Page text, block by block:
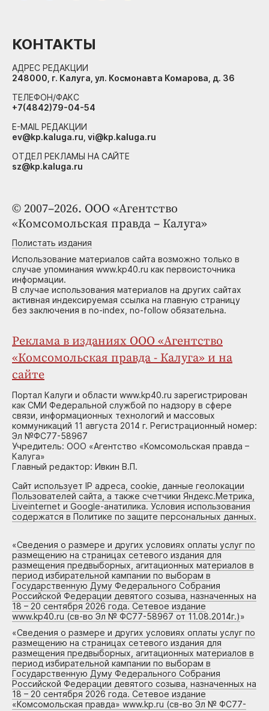
© 2007–2026. ООО «Агентство
«Комсомольская правда – Калуга»
Полистать издания
Использование материалов сайта возможно только в
случае упоминания www.kp40.ru как первоисточника
информации.
В случае использования материалов на других сайтах
активная индексируемая ссылка на главную страницу
без заключения в no-index, no-follow обязательна.
Реклама в изданиях ООО «Агентство
«Комсомольская правда - Калуга» и на
сайте
Портал Калуги и области www.kp40.ru зарегистрирован
как СМИ Федеральной службой по надзору в сфере
связи, информационных технологий и массовых
коммуникаций 11 августа 2014 г. Регистрационный номер:
Эл №ФС77-58967
Учредитель: ООО «Агентство «Комсомольская правда –
Калуга»
Главный редактор: Ивкин В.П.
Сайт использует IP адреса, cookie, данные геолокации
Пользователей сайта, а также счетчики Яндекс.Метрика,
Liveinternet и Google-анатилика. Условия использования
содержатся в Политике по защите персональных данных.
«Сведения о размере и других условиях оплаты услуг по
размещению на страницах сетевого издания для
размещения предвыборных, агитационных материалов в
период избирательной кампании по выборам в
Государственную Думу Федерального Собрания
Российской Федерации девятого созыва, назначенных на
18 – 20 сентября 2026 года. Сетевое издание
www.kp40.ru (св-во Эл № ФС77-58967 от 11.08.2014г.)»
«Сведения о размере и других условиях оплаты услуг по
размещению на страницах сетевого издания для
размещения предвыборных, агитационных материалов в
период избирательной кампании по выборам в
Государственную Думу Федерального Собрания
Российской Федерации девятого созыва, назначенных на
18 – 20 сентября 2026 года. Сетевое издание
«Комсомольская правда» www.kp.ru (св-во Эл № ФС77-
КОНТАКТЫ
АДРЕС РЕДАКЦИИ
248000, г. Калуга, ул. Космонавта Комарова, д. 36
ТЕЛЕФОН/ФАКС
+7(4842)79-04-54
E-MAIL РЕДАКЦИИ
ev@kp.kaluga.ru, vi@kp.kaluga.ru
ОТДЕЛ РЕКЛАМЫ НА САЙТЕ
sz@kp.kaluga.ru